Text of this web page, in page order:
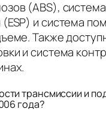
(ABS), система
(ESP) и система
Также
и система
трансмиссии и
года?